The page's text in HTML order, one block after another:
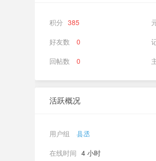
积分 385
好友数
0
回帖数
0
活跃概况
用户组
县丞
在线时间 4 小时